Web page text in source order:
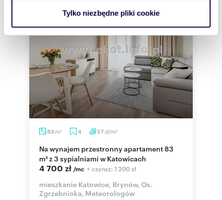
korzystasz z naszej witryny, udostępniamy partnerom
Partnerzy mogą połączyć te informacje z innymi danymi
otrzymanymi od Ciebie lub uzyskanymi podczas
korzystania z ich usług.
Tylko niezbędne pliki cookie
83 m2 4 57zł/m2
Na wynajem przestronny apartament 83
m² z 3 sypialniami w Katowicach
4 700 zł /mc + czynsz: 1 200 zł
mieszkanie Katowice, Brynów, Os.
Zgrzebnioka, Meteorologów